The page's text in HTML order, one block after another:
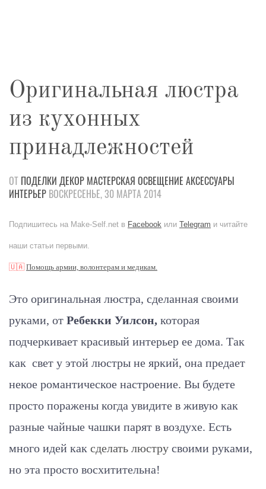
Оригинальная люстра
из кухонных
принадлежностей
ОТ ПОДЕЛКИ ДЕКОР МАСТЕРСКАЯ ОСВЕЩЕНИЕ АКСЕССУАРЫ
ИНТЕРЬЕР ВОСКРЕСЕНЬЕ, 30 МАРТА 2014
Подпишитесь на Make-Self.net в Facebook или Telegram и читайте
наши статьи первыми.
🇺🇦Помощь армии, волонтерам и медикам.
Это оригинальная люстра, сделанная своими
руками, от Ребекки Уилсон, которая
подчеркивает красивый интерьер ее дома. Так
как свет у этой люстры не яркий, она предает
некое романтическое настроение. Вы будете
просто поражены когда увидите в живую как
разные чайные чашки парят в воздухе. Есть
много идей как сделать люстру своими руками,
но эта просто восхитительна!